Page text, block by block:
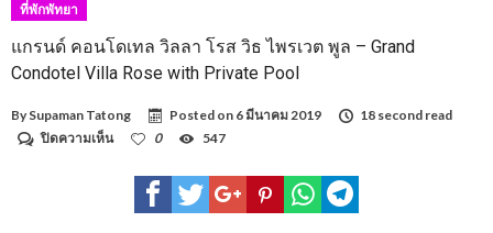
ที่พักพัทยา
แกรนด์ คอนโดเทล วิลลา โรส วิธ ไพรเวต พูล – Grand
Condotel Villa Rose with Private Pool
By Supaman Tatong Posted on 6 มีนาคม 2019
18 second read
ปิดความเห็นบน
รนด์
0 547